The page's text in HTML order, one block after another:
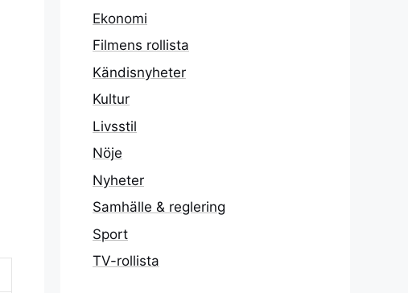
Ekonomi
Filmens rollista
Kändisnyheter
Kultur
Livsstil
Nöje
Nyheter
Samhälle & reglering
Sport
TV-rollista